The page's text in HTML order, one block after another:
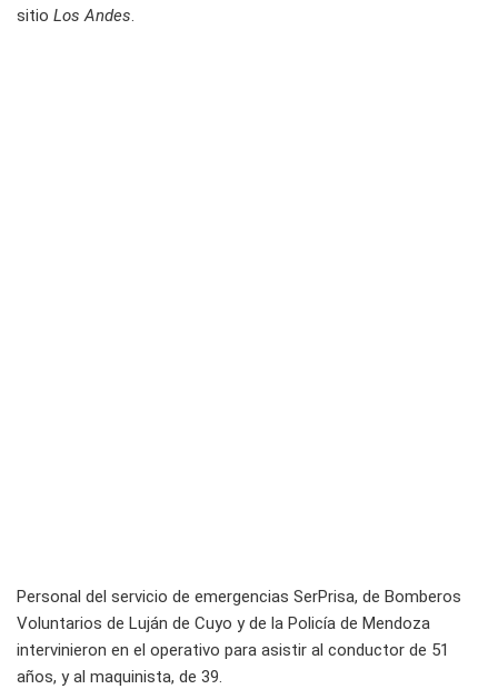
sitio Los Andes.
Personal del servicio de emergencias SerPrisa, de Bomberos
Voluntarios de Luján de Cuyo y de la Policía de Mendoza
intervinieron en el operativo para asistir al conductor de 51
años, y al maquinista, de 39.